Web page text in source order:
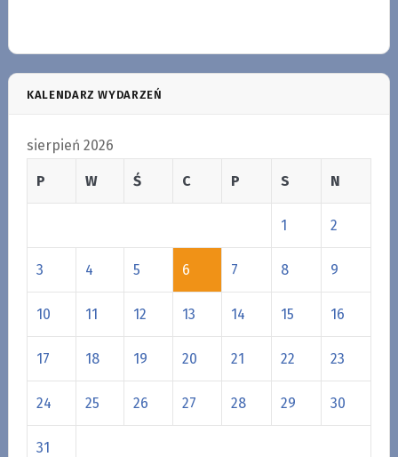
KALENDARZ WYDARZEŃ
sierpień 2026
P W Ś C P S N
1 2
3 4 5 6 7 8 9
10 11 12 13 14 15 16
17 18 19 20 21 22 23
24 25 26 27 28 29 30
31